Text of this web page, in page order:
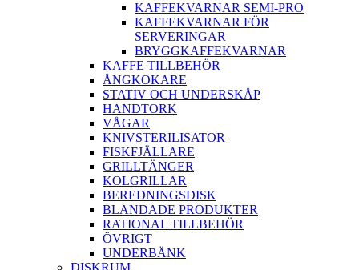
KAFFEKVARNAR SEMI-PRO
KAFFEKVARNAR FÖR
SERVERINGAR
BRYGGKAFFEKVARNAR
KAFFE TILLBEHÖR
ÅNGKOKARE
STATIV OCH UNDERSKÅP
HANDTORK
VÅGAR
KNIVSTERILISATOR
FISKFJÄLLARE
GRILLTÄNGER
KOLGRILLAR
BEREDNINGSDISK
BLANDADE PRODUKTER
RATIONAL TILLBEHÖR
ÖVRIGT
UNDERBÄNK
DISKRUM